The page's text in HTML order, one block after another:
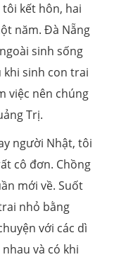
tôi kết hôn, hai
năm. Đà Nẵng
sinh sống
khi sinh con trai
việc nên chúng
Trị.
người Nhật, tôi
cô đơn. Chồng
mới về. Suốt
nhỏ bằng
với các dì
và có khi